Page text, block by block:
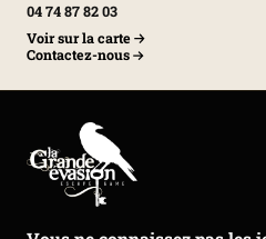
04 74 87 82 03
Voir sur la carte
Contactez-nous